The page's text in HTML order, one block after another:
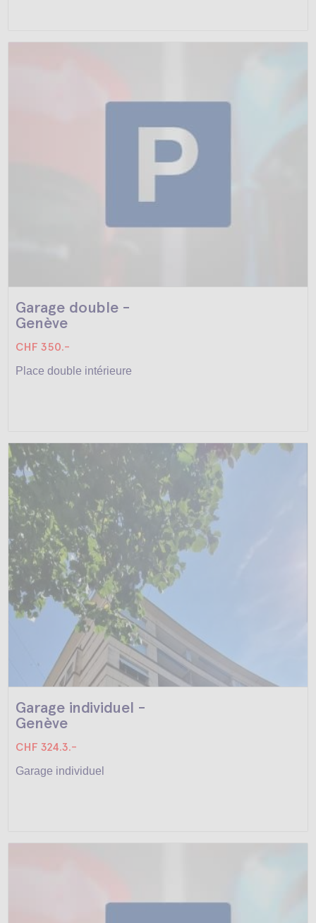
Garage double -
Genève
CHF 350.-
Place double intérieure
Garage individuel -
Genève
CHF 324.3.-
Garage individuel